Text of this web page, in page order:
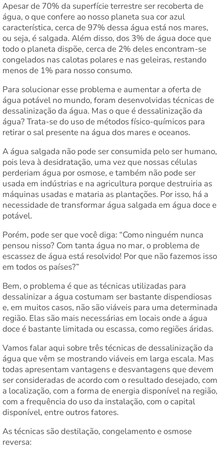
Apesar de 70% da superfície terrestre ser recoberta de
água, o que confere ao nosso planeta sua cor azul
característica, cerca de 97% dessa água está nos mares,
ou seja, é salgada. Além disso, dos 3% de água doce que
todo o planeta dispõe, cerca de 2% deles encontram-se
congelados nas calotas polares e nas geleiras, restando
menos de 1% para nosso consumo.
Para solucionar esse problema e aumentar a oferta de
água potável no mundo, foram desenvolvidas técnicas de
dessalinização da água. Mas o que é dessalinização da
água? Trata-se do uso de métodos físico-químicos para
retirar o sal presente na água dos mares e oceanos.
A água salgada não pode ser consumida pelo ser humano,
pois leva à desidratação, uma vez que nossas células
perderiam água por osmose, e também não pode ser
usada em indústrias e na agricultura porque destruiria as
máquinas usadas e mataria as plantações. Por isso, há a
necessidade de transformar água salgada em água doce e
potável.
Porém, pode ser que você diga: “Como ninguém nunca
pensou nisso? Com tanta água no mar, o problema de
escassez de água está resolvido! Por que não fazemos isso
em todos os países?”
Bem, o problema é que as técnicas utilizadas para
dessalinizar a água costumam ser bastante dispendiosas
e, em muitos casos, não são viáveis para uma determinada
região. Elas são mais necessárias em locais onde a água
doce é bastante limitada ou escassa, como regiões áridas.
Vamos falar aqui sobre três técnicas de dessalinização da
água que vêm se mostrando viáveis em larga escala. Mas
todas apresentam vantagens e desvantagens que devem
ser consideradas de acordo com o resultado desejado, com
a localização, com a forma de energia disponível na região,
com a frequência do uso da instalação, com o capital
disponível, entre outros fatores.
As técnicas são destilação, congelamento e osmose
reversa: